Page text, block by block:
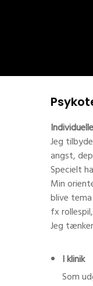
Jeg
angst,
Specielt
Min
blive
fx
Jeg
I klinik
Som